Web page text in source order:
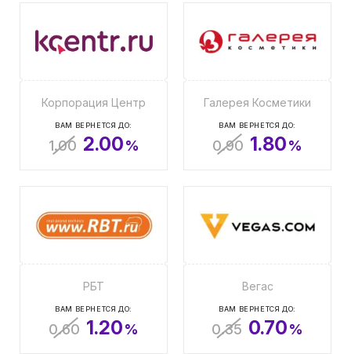
Корпорация Центр
ВАМ ВЕРНЕТСЯ ДО:
1.00 2.00%
Галерея Косметики
ВАМ ВЕРНЕТСЯ ДО:
0.90 1.80%
РБТ
ВАМ ВЕРНЕТСЯ ДО:
0.60 1.20%
Вегас
ВАМ ВЕРНЕТСЯ ДО:
0.35 0.70%